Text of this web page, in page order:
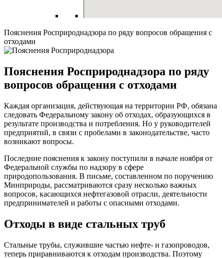
Пояснения Росприроднадзора по ряду вопросов обращения с
отходами
Пояснения Росприроднадзора по ряду
вопросов обращения с отходами
Каждая организация, действующая на территории РФ, обязана
следовать Федеральному закону об отходах, образующихся в
результате производства и потребления. Но у руководителей
предприятий, в связи с пробелами в законодательстве, часто
возникают вопросы.
Последние пояснения к закону поступили в начале ноября от
Федеральной службы по надзору в сфере
природопользования. В письме, составленном по поручению
Минприроды, рассматриваются сразу несколько важных
вопросов, касающихся нефтегазовой отрасли, деятельности
предпринимателей и работы с опасными отходами.
Отходы в виде стальных труб
Стальные трубы, служившие частью нефте- и газопроводов,
теперь приравниваются к отходам производства. Поэтому